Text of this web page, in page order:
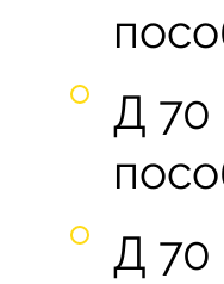
Д 70
Д 70